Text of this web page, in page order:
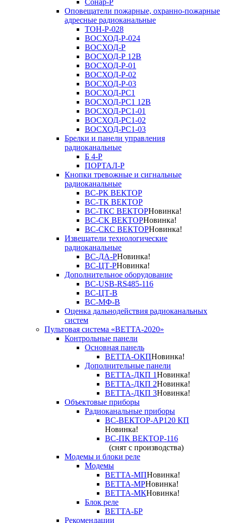
Сонар-Р
Оповещатели пожарные, охранно-пожарные
адресные радиоканальные
ТОН-Р-028
ВОСХОД-Р-024
ВОСХОД-Р
ВОСХОД-Р 12В
ВОСХОД-Р-01
ВОСХОД-Р-02
ВОСХОД-Р-03
ВОСХОД-РС1
ВОСХОД-РС1 12В
ВОСХОД-РС1-01
ВОСХОД-РС1-02
ВОСХОД-РС1-03
Брелки и панели управления
радиоканальные
Б 4-Р
ПОРТАЛ-Р
Кнопки тревожные и сигнальные
радиоканальные
ВС-РК ВЕКТОР
ВС-ТК ВЕКТОР
ВС-ТКС ВЕКТОРНовинка!
ВС-СК ВЕКТОРНовинка!
ВС-СКС ВЕКТОРНовинка!
Извещатели технологические
радиоканальные
ВС-ДА-РНовинка!
ВС-ЦТ-РНовинка!
Дополнительное оборудование
ВС-USB-RS485-116
ВС-ЦТ-В
ВС-МФ-В
Оценка дальнодействия радиоканальных
систем
Пультовая система «ВЕТТА-2020»
Контрольные панели
Основная панель
ВЕТТА-ОКПНовинка!
Дополнительные панели
ВЕТТА-ДКП 1Новинка!
ВЕТТА-ДКП 2Новинка!
ВЕТТА-ДКП 3Новинка!
Объектовые приборы
Радиоканальные приборы
ВС-ВЕКТОР-АР120 КП
Новинка!
ВС-ПК ВЕКТОР-116
(снят с производства)
Модемы и блоки реле
Модемы
ВЕТТА-МПНовинка!
ВЕТТА-МРНовинка!
ВЕТТА-МКНовинка!
Блок реле
ВЕТТА-БР
Рекомендации